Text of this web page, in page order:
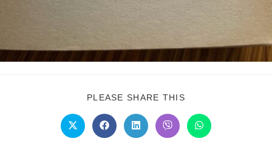
PLEASE SHARE THIS